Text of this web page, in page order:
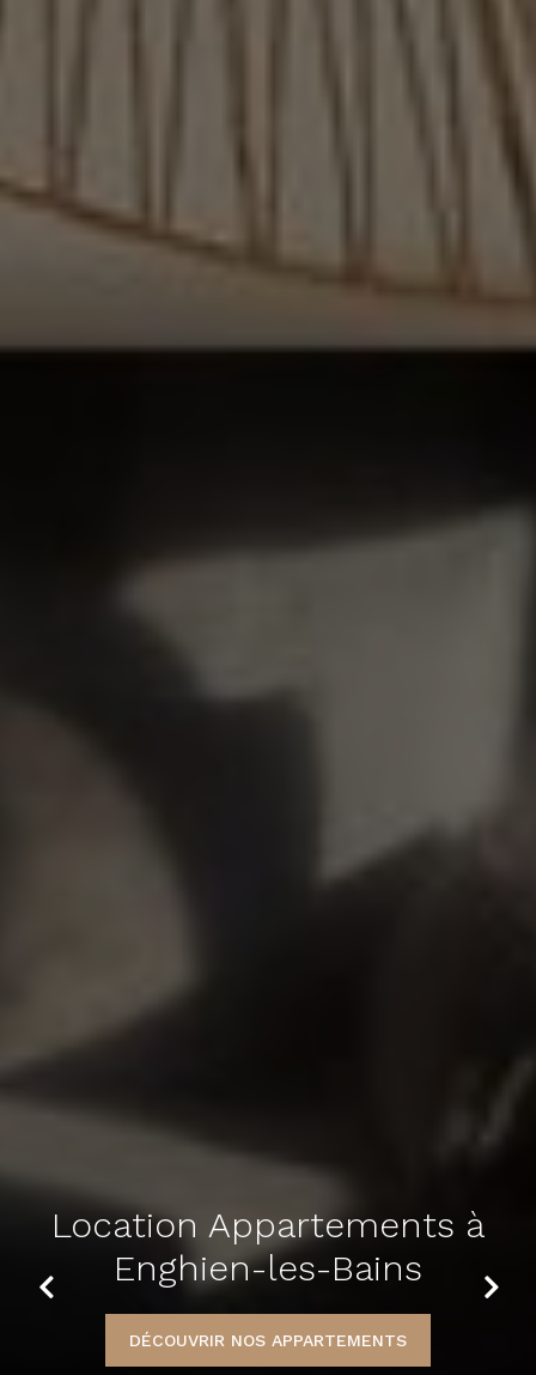
Location Appartement à
Enghien-les-Bains
DÉCOUVRIR NOTRE APPARTEMENT
Previous Next